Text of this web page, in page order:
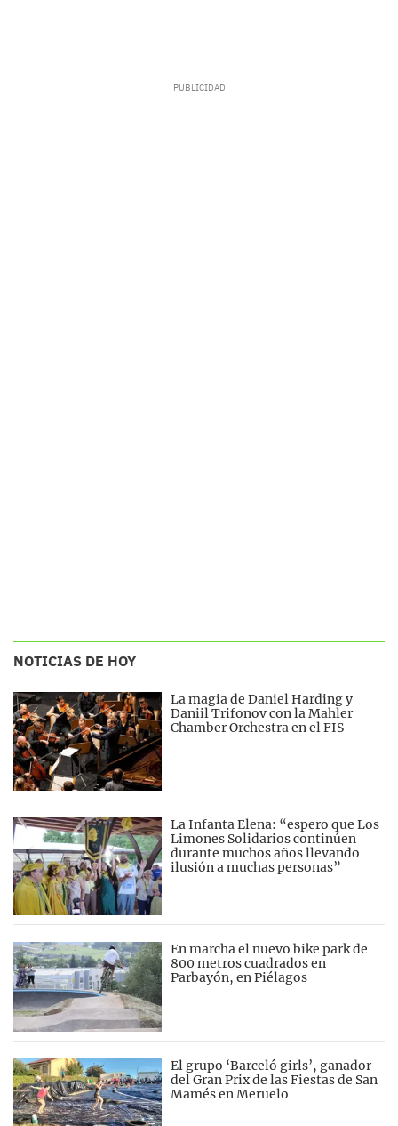
NOTICIAS DE HOY
La magia de Daniel Harding y
Daniil Trifonov con la Mahler
Chamber Orchestra en el FIS
La Infanta Elena: “espero que Los
Limones Solidarios continúen
durante muchos años llevando
ilusión a muchas personas”
En marcha el nuevo bike park de
800 metros cuadrados en
Parbayón, en Piélagos
El grupo ‘Barceló girls’, ganador
del Gran Prix de las Fiestas de San
Mamés en Meruelo